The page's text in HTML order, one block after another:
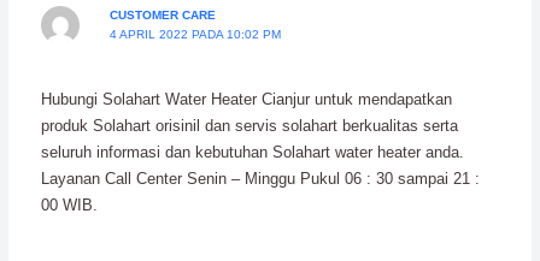
CUSTOMER CARE
4 APRIL 2022 PADA 10:02 PM
Hubungi Solahart Water Heater Cianjur untuk mendapatkan
produk Solahart orisinil dan servis solahart berkualitas serta
seluruh informasi dan kebutuhan Solahart water heater anda.
Layanan Call Center Senin – Minggu Pukul 06 : 30 sampai 21 :
00 WIB.